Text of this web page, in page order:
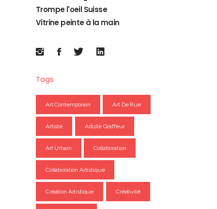
Trompe l'oeil Suisse
Vitrine peinte à la main
Tags
Art Contemporain Art De Rue
Artiste Artiste Graffeur
Art Urbain Collaboration
Collaboration Artistique
Création Artistique Créativité